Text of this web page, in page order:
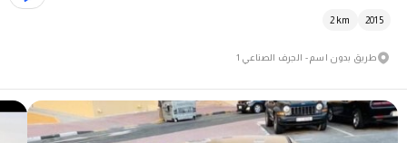
2015
2 km
طريق بدون اسم - الجرف الصناعي 1